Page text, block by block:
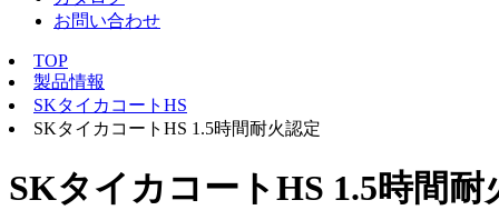
お問い合わせ
TOP
製品情報
SKタイカコートHS
SKタイカコートHS 1.5時間耐火認定
SKタイカコートHS 1.5時間耐